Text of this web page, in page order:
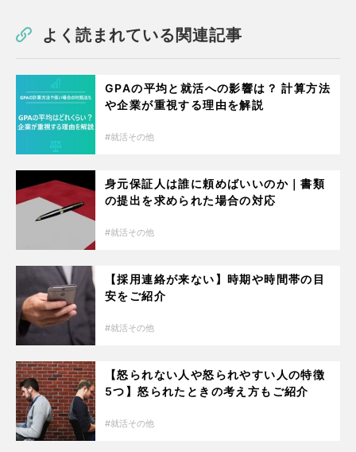
よく読まれている関連記事
GPAの平均と就活への影響は？ 計算方法
や企業が重視する理由を解説
就活その他
身元保証人は誰に頼めばいいのか｜書類
の提出を求められた場合の対応
就活その他
【採用連絡が来ない】時期や時間帯の目
安をご紹介
就活その他
【怒られない人や怒られやすい人の特徴
5つ】怒られたときの考え方もご紹介
就活その他